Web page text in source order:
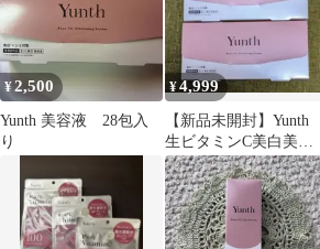
¥2,500
Yunth 美容液 28包入
り
¥4,999
【新品未開封】Yunth
生ビタミンC美白美容
液 ２箱セット